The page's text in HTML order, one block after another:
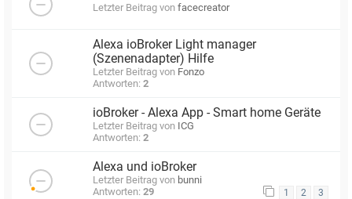
Letzter Beitrag von facecreator
Alexa ioBroker Light manager
(Szenenadapter) Hilfe
Letzter Beitrag von Fonzo
Antworten: 2
ioBroker - Alexa App - Smart home Geräte
Letzter Beitrag von ICG
Antworten: 2
Alexa und ioBroker
Letzter Beitrag von bunni
Antworten: 29 1 2 3